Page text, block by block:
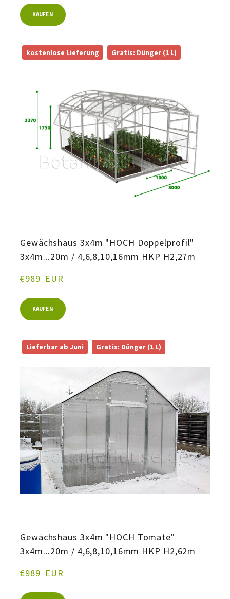
KAUFEN
kostenlose Lieferung Gratis: Dünger (1 L)
Gewächshaus 3x4m "HOCH Doppelprofil"
3x4m...20m / 4,6,8,10,16mm HKP H2,27m
€989  EUR
KAUFEN
Lieferbar ab Juni Gratis: Dünger (1 L)
Gewächshaus 3x4m "HOCH Tomate"
3x4m...20m / 4,6,8,10,16mm HKP H2,62m
€989  EUR